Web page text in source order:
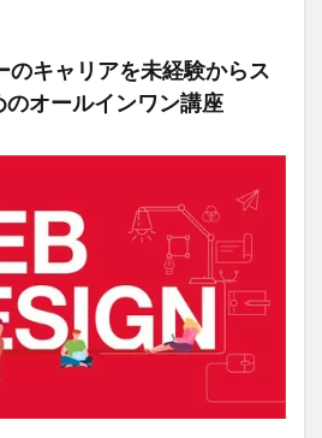
のキャリアを未経験からス
のオールインワン講座